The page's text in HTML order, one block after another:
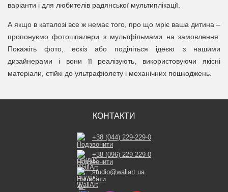
варіанти і для любителів радянської мультиплікації.
А якщо в каталозі все ж немає того, про що мріє ваша дитина –
пропонуємо фотошпалери з мультфільмами на замовлення.
Покажіть фото, ескіз або поділіться ідеєю з нашими
дизайнерами і вони її реалізують, використовуючи якісні
матеріали, стійкі до ультрафіолету і механічних пошкоджень.
КОНТАКТИ
+38 (044) 229-229-0
+38 (096) 229-229-0
studio@wallart.ua